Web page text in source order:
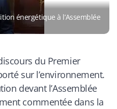
énergétique à l’Assemblée
du Premier
sur l’environnement.
devant l’Assemblée
commentée dans la